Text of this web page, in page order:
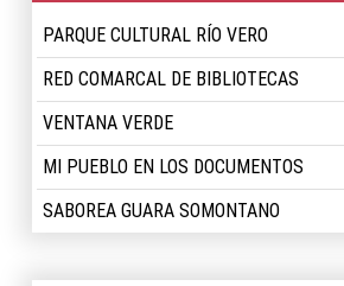
PARQUE CULTURAL RÍO VERO
RED COMARCAL DE BIBLIOTECAS
VENTANA VERDE
MI PUEBLO EN LOS DOCUMENTOS
SABOREA GUARA SOMONTANO